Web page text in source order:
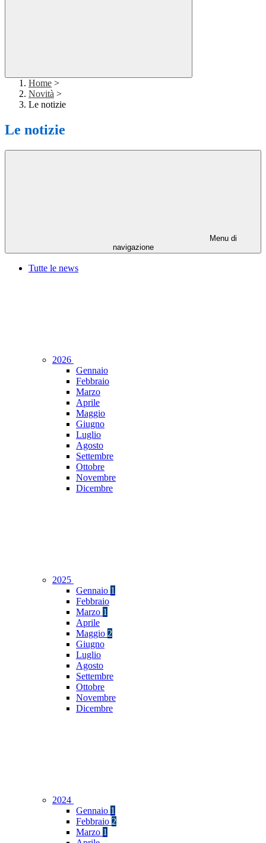
Home >
Novità >
Le notizie
Le notizie
Menu di
navigazione
Tutte le news
2026
Gennaio
Febbraio
Marzo
Aprile
Maggio
Giugno
Luglio
Agosto
Settembre
Ottobre
Novembre
Dicembre
2025
Gennaio 1
Febbraio
Marzo 1
Aprile
Maggio 2
Giugno
Luglio
Agosto
Settembre
Ottobre
Novembre
Dicembre
2024
Gennaio 1
Febbraio 2
Marzo 1